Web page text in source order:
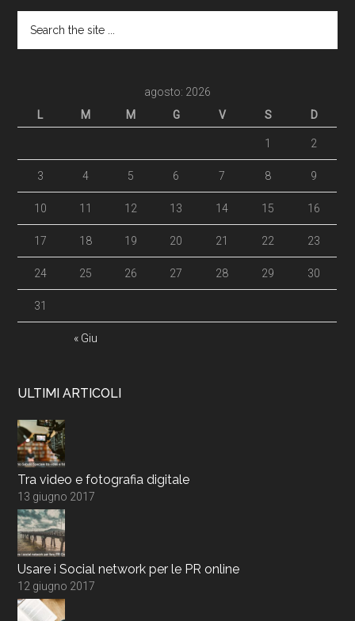
agosto: 2026
L
M M G V S D
« Giu
1 2
3 4 5 6 7 8 9
10 11 12 13 14 15 16
17 18 19 20 21 22 23
24 25 26 27 28 29 30
31
ULTIMI ARTICOLI
Tra video e fotografia digitale
13 giugno 2017
Usare i Social network per le PR online
12 giugno 2017